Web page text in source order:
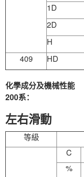
1D
2D
H
409
HD
化學成分及機械性能
200系：
左右滑動
等級
C
%